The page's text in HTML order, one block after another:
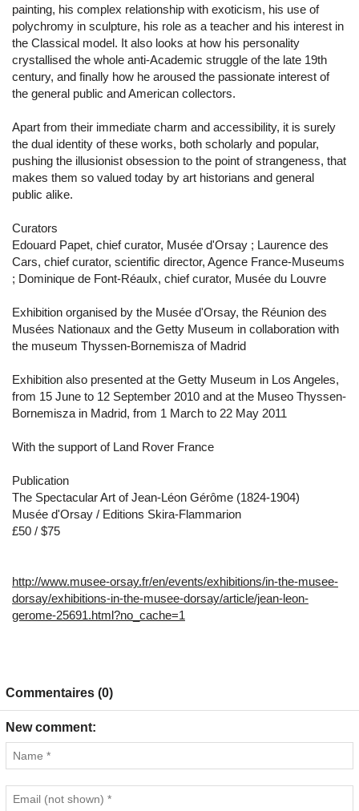
painting, his complex relationship with exoticism, his use of
polychromy in sculpture, his role as a teacher and his interest in
the Classical model. It also looks at how his personality
crystallised the whole anti-Academic struggle of the late 19th
century, and finally how he aroused the passionate interest of
the general public and American collectors.
Apart from their immediate charm and accessibility, it is surely
the dual identity of these works, both scholarly and popular,
pushing the illusionist obsession to the point of strangeness, that
makes them so valued today by art historians and general
public alike.
Curators
Edouard Papet, chief curator, Musée d'Orsay ; Laurence des
Cars, chief curator, scientific director, Agence France-Museums
; Dominique de Font-Réaulx, chief curator, Musée du Louvre
Exhibition organised by the Musée d'Orsay, the Réunion des
Musées Nationaux and the Getty Museum in collaboration with
the museum Thyssen-Bornemisza of Madrid
Exhibition also presented at the Getty Museum in Los Angeles,
from 15 June to 12 September 2010 and at the Museo Thyssen-
Bornemisza in Madrid, from 1 March to 22 May 2011
With the support of Land Rover France
Publication
The Spectacular Art of Jean-Léon Gérôme (1824-1904)
Musée d'Orsay / Editions Skira-Flammarion
£50 / $75
http://www.musee-orsay.fr/en/events/exhibitions/in-the-musee-
dorsay/exhibitions-in-the-musee-dorsay/article/jean-leon-
gerome-25691.html?no_cache=1
Commentaires (0)
New comment: